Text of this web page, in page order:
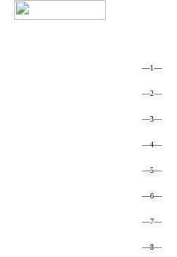
—1—
—2—
—3—
—4—
—5—
—6—
—7—
—8—